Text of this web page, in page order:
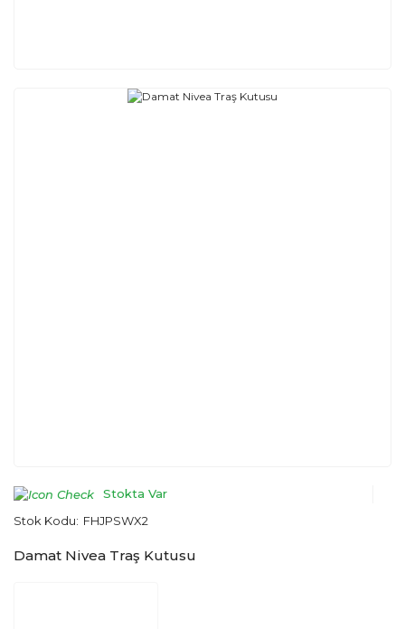
Stokta Var
Stok Kodu: FHJPSWX2
Damat Nivea Traş Kutusu